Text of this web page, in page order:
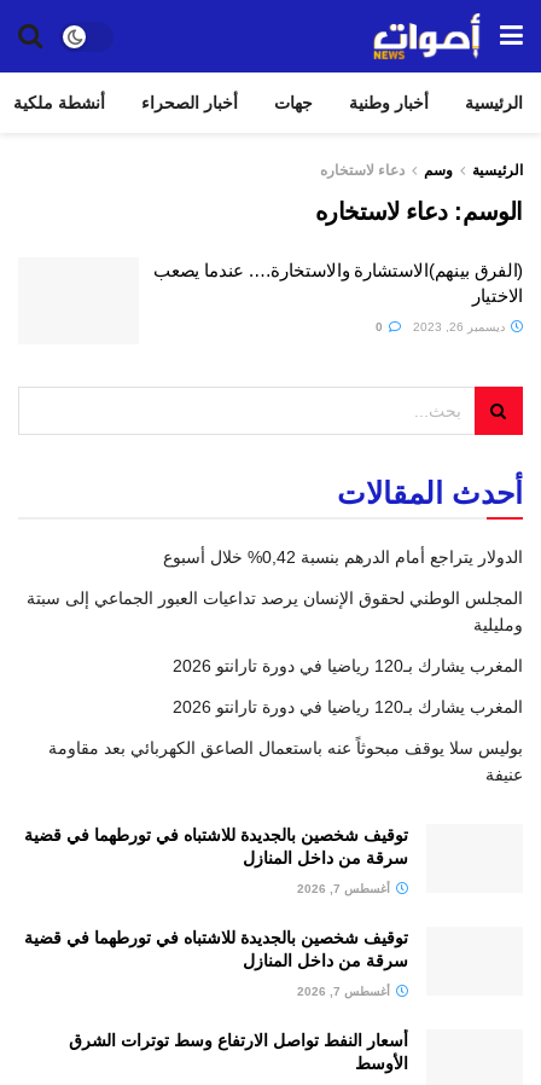
الرئيسية أخبار وطنية جهات أخبار الصحراء أنشطة ملكية
الرئيسية وسم دعاء لاستخاره
الوسم:دعاء لاستخاره
(الفرق بينهم)الاستشارة والاستخارة…. عندما يصعب
الاختيار
ديسمبر 26, 2023
أحدث المقالات
الدولار يتراجع أمام الدرهم بنسبة 0,42% خلال أسبوع
المجلس الوطني لحقوق الإنسان يرصد تداعيات العبور الجماعي إلى سبتة
ومليلية
المغرب يشارك بـ120 رياضيا في دورة تارانتو 2026
المغرب يشارك بـ120 رياضيا في دورة تارانتو 2026
بوليس سلا يوقف مبحوثاً عنه باستعمال الصاعق الكهربائي بعد مقاومة
عنيفة
توقيف شخصين بالجديدة للاشتباه في تورطهما في قضية
سرقة من داخل المنازل
أغسطس 7, 2026
توقيف شخصين بالجديدة للاشتباه في تورطهما في قضية
سرقة من داخل المنازل
أغسطس 7, 2026
أسعار النفط تواصل الارتفاع وسط توترات الشرق
الأوسط